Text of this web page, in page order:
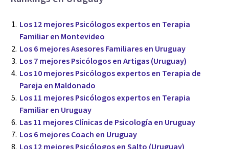
Los 12 mejores Psicólogos expertos en Terapia
Familiar en Montevideo
Los 6 mejores Asesores Familiares en Uruguay
Los 7 mejores Psicólogos en Artigas (Uruguay)
Los 10 mejores Psicólogos expertos en Terapia de
Pareja en Maldonado
Los 11 mejores Psicólogos expertos en Terapia
Familiar en Uruguay
Las 11 mejores Clínicas de Psicología en Uruguay
Los 6 mejores Coach en Uruguay